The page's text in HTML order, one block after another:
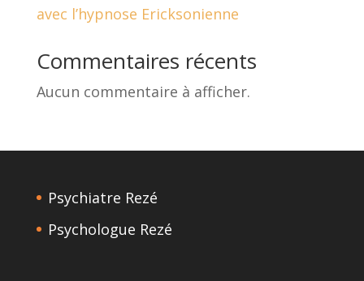
avec l’hypnose Ericksonienne
Commentaires récents
Aucun commentaire à afficher.
Psychiatre Rezé
Psychologue Rezé